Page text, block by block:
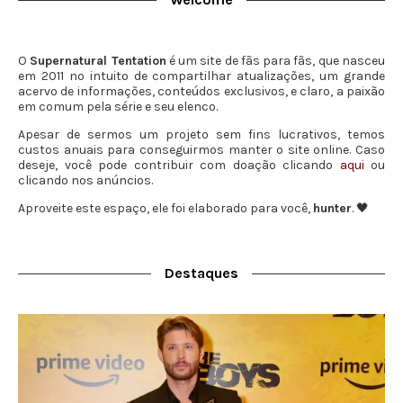
O Supernatural Tentation é um site de fãs para fãs, que nasceu
em 2011 no intuito de compartilhar atualizações, um grande
acervo de informações, conteúdos exclusivos, e claro, a paixão
em comum pela série e seu elenco.
Apesar de sermos um projeto sem fins lucrativos, temos
custos anuais para conseguirmos manter o site online. Caso
deseje, você pode contribuir com doação clicando aqui ou
clicando nos anúncios.
Aproveite este espaço, ele foi elaborado para você, hunter. 🖤
Destaques